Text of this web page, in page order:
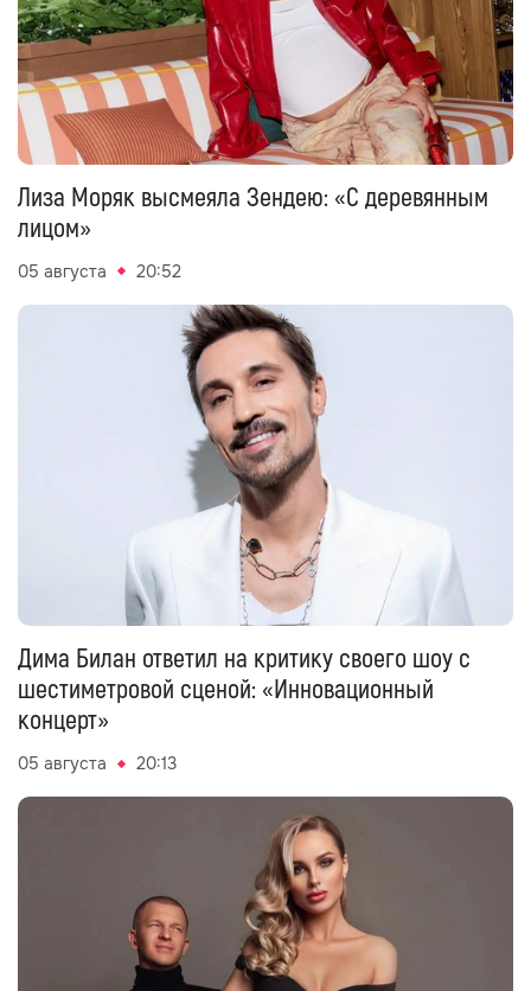
Лиза Моряк высмеяла Зендею: «С деревянным
лицом»
05 августа 20:52
Дима Билан ответил на критику своего шоу с
шестиметровой сценой: «Инновационный
концерт»
05 августа 20:13